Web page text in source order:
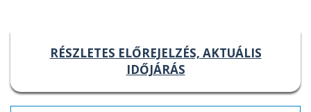
RÉSZLETES ELŐREJELZÉS, AKTUÁLIS
IDŐJÁRÁS